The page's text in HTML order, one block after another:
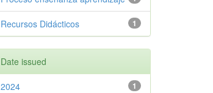
1
Recursos Didácticos
Date issued
1
2024